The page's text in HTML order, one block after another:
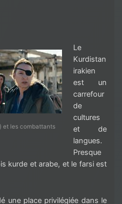
et les combattants
Le
Kurdistan
irakien
est un
carrefour
de
cultures
et de
langues.
Presque
kurde et arabe, et le farsi est
une place privilégiée dans le